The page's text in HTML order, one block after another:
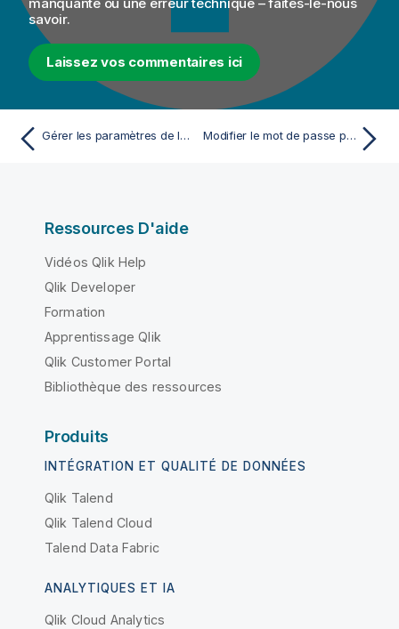
savoir.
Laissez vos commentaires ici
Gérer les paramètres de la base de données Modifier le mot de passe par défaut utilisé pour configurer la base de données
Ressources D'aide
Vidéos Qlik Help
Qlik Developer
Formation
Apprentissage Qlik
Qlik Customer Portal
Bibliothèque des ressources
Produits
INTÉGRATION ET QUALITÉ DE DONNÉES
Qlik Talend
Qlik Talend Cloud
Talend Data Fabric
ANALYTIQUES ET IA
Qlik Cloud Analytics